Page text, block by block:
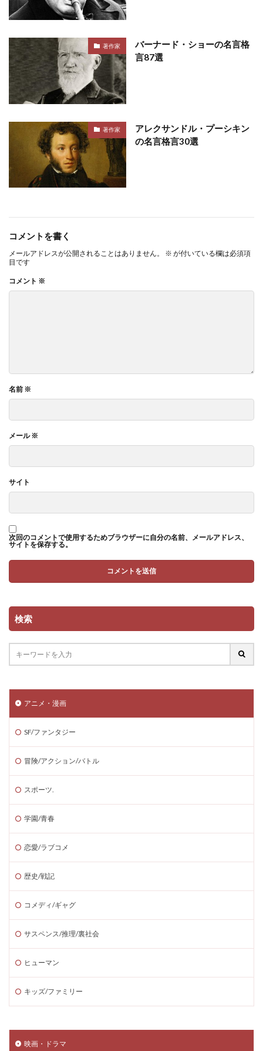
著作家
バーナード・ショーの名言格
言87選
著作家
アレクサンドル・プーシキン
の名言格言30選
コメントを書く
メールアドレスが公開されることはありません。 ※ が付いている欄は必須項
目です
コメント ※
名前 ※
メール※
サイト
次回のコメントで使用するためブラウザーに自分の名前、メールアドレス、
サイトを保存する。
検索
アニメ・漫画
SF/ファンタジー
冒険/アクション/バトル
スポーツ.
学園/青春
恋愛/ラブコメ
歴史/戦記
コメディ/ギャグ
サスペンス/推理/裏社会
ヒューマン
キッズ/ファミリー
映画・ドラマ